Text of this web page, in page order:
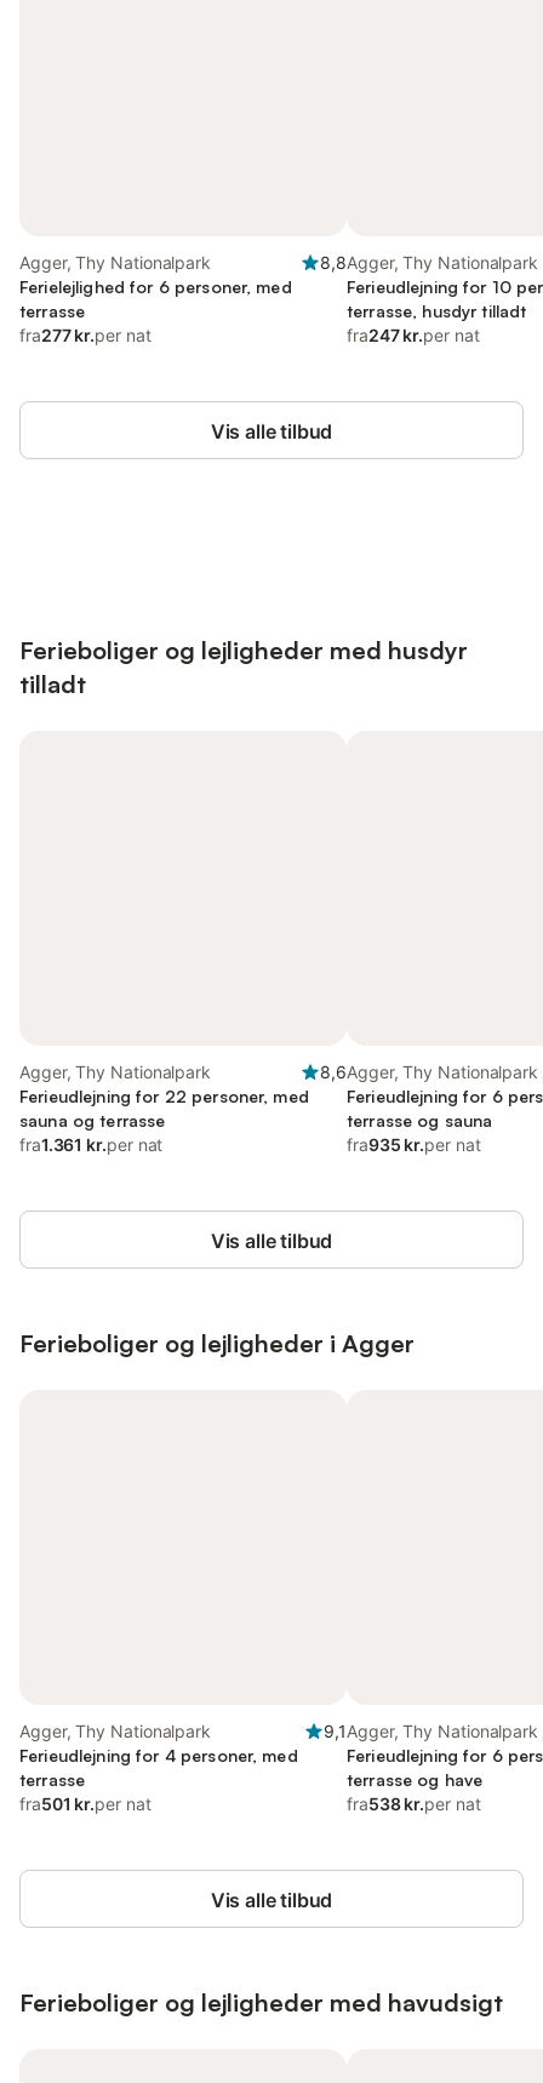
Agger, Thy Nationalpark
8,8
Ferielejlighed for 6 personer, med
terrasse
fra277 kr.per nat
Agger, Thy Nationalpark
Ferieudlejning for 10
terrasse, husdyr tilladt
fra247 kr.per nat
Vis alle tilbud
Ferieboliger og lejligheder med husdyr
tilladt
Agger, Thy Nationalpark
8,6
Ferieudlejning for 22 personer, med
sauna og terrasse
fra1.361 kr.per nat
Agger, Thy Nationalpark
Ferieudlejning for 6
terrasse og sauna
fra935 kr.per nat
Vis alle tilbud
Ferieboliger og lejligheder i Agger
Agger, Thy Nationalpark
9,1
Ferieudlejning for 4 personer, med
terrasse
fra501 kr.per nat
Agger, Thy Nationalpark
Ferieudlejning for 6
terrasse og have
fra538 kr.per nat
Vis alle tilbud
Ferieboliger og lejligheder med havudsigt